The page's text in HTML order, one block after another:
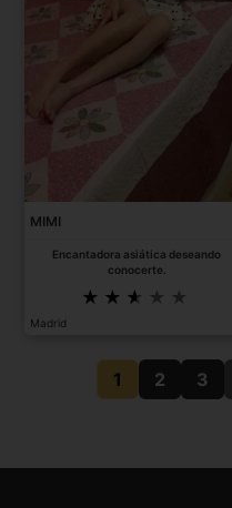
MIMI
Encantadora asiática deseando
conocerte.
Madrid
1 2 3